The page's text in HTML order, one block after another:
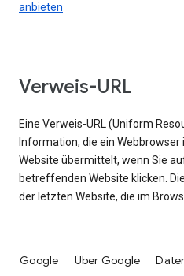
anbieten
Verweis-URL
Eine Verweis-URL (Uniform
Information, die ein Webbrowser
Website übermittelt, wenn Sie
betreffenden Website klicken.
der letzten Website, die im
Google Über Google